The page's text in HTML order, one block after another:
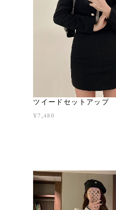
ツイードセットアップ
¥7,480